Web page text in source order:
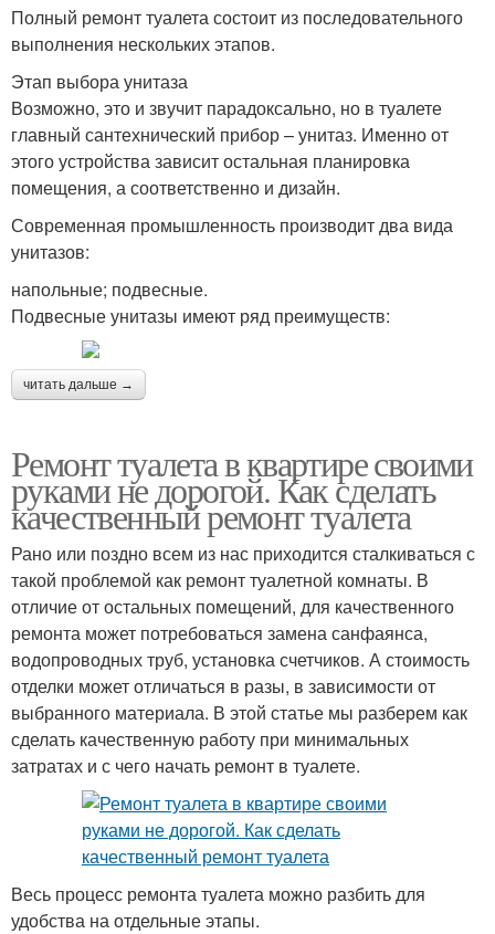
Полный ремонт туалета состоит из последовательного
выполнения нескольких этапов.
Этап выбора унитаза
Возможно, это и звучит парадоксально, но в туалете
главный сантехнический прибор – унитаз. Именно от
этого устройства зависит остальная планировка
помещения, а соответственно и дизайн.
Современная промышленность производит два вида
унитазов:
напольные; подвесные.
Подвесные унитазы имеют ряд преимуществ:
читать дальше →
Ремонт туалета в квартире своими
руками не дорогой. Как сделать
качественный ремонт туалета
Рано или поздно всем из нас приходится сталкиваться с
такой проблемой как ремонт туалетной комнаты. В
отличие от остальных помещений, для качественного
ремонта может потребоваться замена санфаянса,
водопроводных труб, установка счетчиков. А стоимость
отделки может отличаться в разы, в зависимости от
выбранного материала. В этой статье мы разберем как
сделать качественную работу при минимальных
затратах и с чего начать ремонт в туалете.
Весь процесс ремонта туалета можно разбить для
удобства на отдельные этапы.